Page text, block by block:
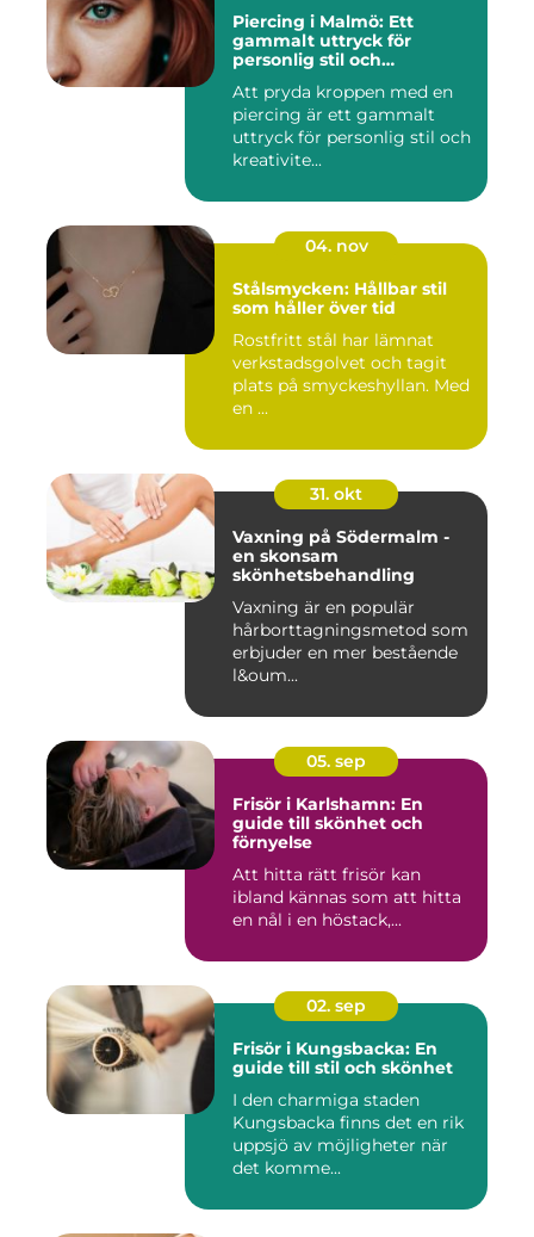
Piercing i Malmö: Ett
gammalt uttryck för
personlig stil och
Att pryda kroppen med en
piercing är ett gammalt
uttryck för personlig stil och
kreativite...
04. nov
Stålsmycken: Hållbar stil
som håller över tid
Rostfritt stål har lämnat
verkstadsgolvet och tagit
plats på smyckeshyllan. Med
en ...
31. okt
Vaxning på Södermalm -
en skonsam
skönhetsbehandling
Vaxning är en populär
hårborttagningsmetod som
erbjuder en mer bestående
l&oum...
05. sep
Frisör i Karlshamn: En
guide till skönhet och
förnyelse
Att hitta rätt frisör kan
ibland kännas som att hitta
en nål i en höstack,...
02. sep
Frisör i Kungsbacka: En
guide till stil och skönhet
I den charmiga staden
Kungsbacka finns det en rik
uppsjö av möjligheter när
det komme...